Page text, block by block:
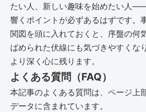
たい人、新しい趣味を始めたい人
響くポイントが必ずあるはずです。
関図を頭に入れておくと、序盤の何
ばめられた伏線にも気づきやすくな
より深く心に残ります。
よくある質問（FAQ）
本記事のよくある質問は、ページ上
データに含まれています。